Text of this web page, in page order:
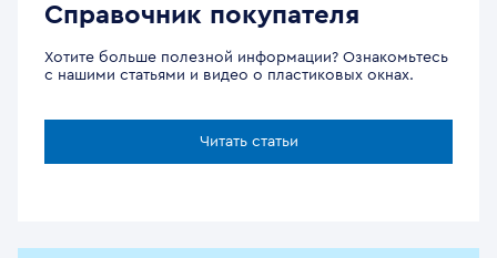
Справочник покупателя
Хотите больше полезной информации? Ознакомьтесь
с нашими статьями и видео о пластиковых окнах.
Читать статьи